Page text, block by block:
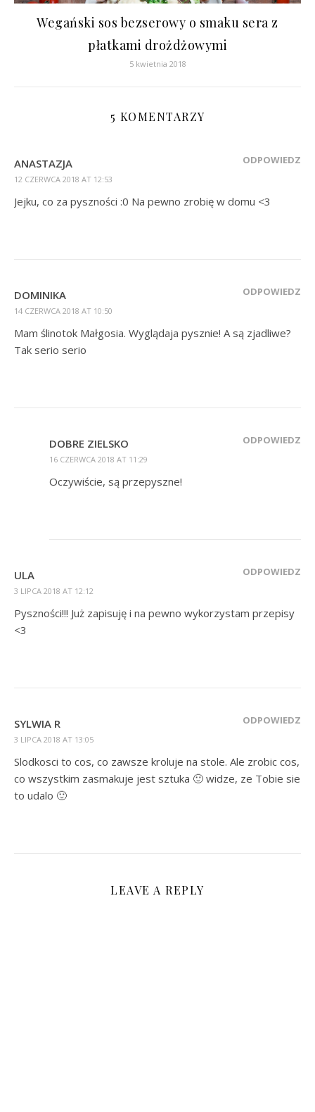
Wegański sos bezserowy o smaku sera z
płatkami drożdżowymi
5 kwietnia 2018
5 KOMENTARZY
ANASTAZJA
12 CZERWCA 2018 AT 12:53
ODPOWIEDZ
Jejku, co za pyszności :0 Na pewno zrobię w domu <3
DOMINIKA
14 CZERWCA 2018 AT 10:50
ODPOWIEDZ
Mam ślinotok Małgosia. Wyglądaja pysznie! A są zjadliwe?
Tak serio serio
DOBRE ZIELSKO
16 CZERWCA 2018 AT 11:29
ODPOWIEDZ
Oczywiście, są przepyszne!
ULA
3 LIPCA 2018 AT 12:12
ODPOWIEDZ
Pyszności!!! Już zapisuję i na pewno wykorzystam przepisy
<3
SYLWIA R
3 LIPCA 2018 AT 13:05
ODPOWIEDZ
Slodkosci to cos, co zawsze kroluje na stole. Ale zrobic cos,
co wszystkim zasmakuje jest sztuka 🙂 widze, ze Tobie sie
to udalo 🙂
LEAVE A REPLY